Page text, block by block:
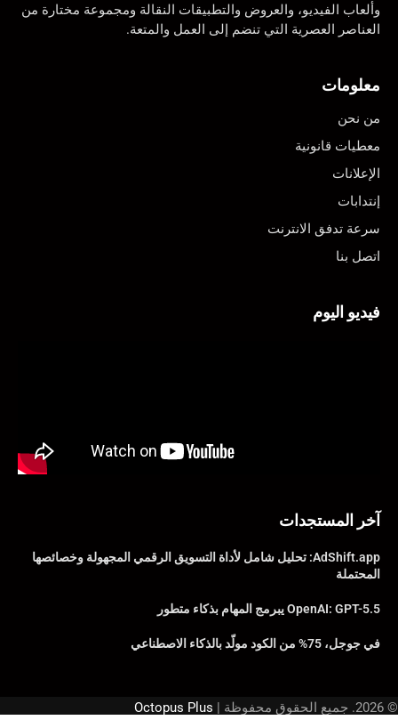
وألعاب الفيديو، والعروض والتطبيقات النقالة ومجموعة مختارة من
العناصر العصرية التي تنضم إلى العمل والمتعة.
معلومات
من نحن
معطيات قانونية
الإعلانات
إنتدابات
سرعة تدفق الانترنت
اتصل بنا
فيديو اليوم
آخر المستجدات
AdShift.app: تحليل شامل لأداة التسويق الرقمي المجهولة وخصائصها
المحتملة
OpenAI: GPT-5.5 يبرمج المهام بذكاء متطور
في جوجل، 75% من الكود مولّد بالذكاء الاصطناعي
© 2026. جميع الحقوق محفوظة | Octopus Plus